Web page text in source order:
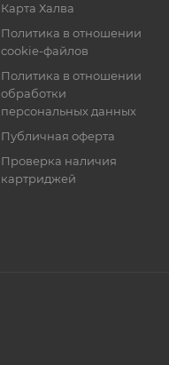
Карта Халва
Политика в отношении
cookie-файлов
Политика в отношении
обработки
персональных данных
Публичная оферта
Проверка наличия
картриджей